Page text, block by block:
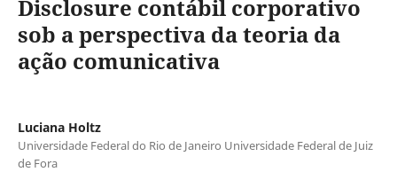
Disclosure contábil corporativo
sob a perspectiva da teoria da
ação comunicativa
Luciana Holtz
Universidade Federal do Rio de Janeiro Universidade Federal de Juiz
de Fora